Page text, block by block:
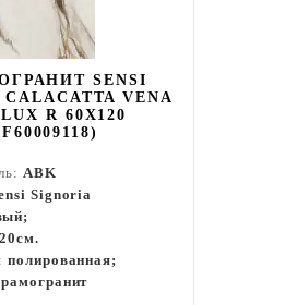
SENSI
VENA
R 60X120
ABK
Signoria
полированная;